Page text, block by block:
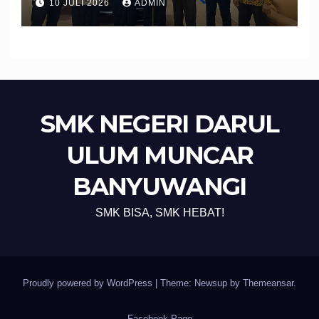
Edukasi dan Perlindungan
Calon Pekerja Migran
10 JULI 2026 ADMIN
SMK NEGERI DARUL
ULUM MUNCAR
BANYUWANGI
SMK BISA, SMK HEBAT!
Proudly powered by WordPress | Theme: Newsup by Themeansar.